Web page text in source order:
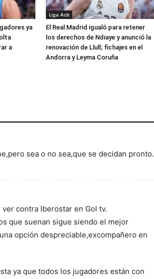
ya
a
Liga Acb
El Real Madrid igualó para retener
los derechos de Ndiaye y anunció la
renovación de Llull; fichajes en el
Andorra y Leyma Coruña
sea o no sea,que se decidan pronto.
contra Iberostar en Gol tv.
que suenan sigue siendo el mejor
opción despreciable,excompañero en
ya que todos los jugadores están con